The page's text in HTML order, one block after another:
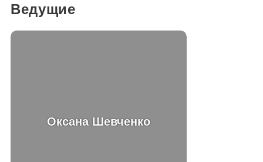
Ведущие
Оксана Шевченко